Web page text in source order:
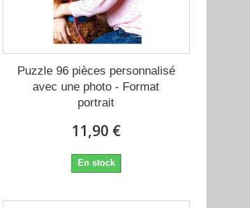
Puzzle 96 pièces personnalisé
avec une photo - Format
portrait
11,90 €
En stock